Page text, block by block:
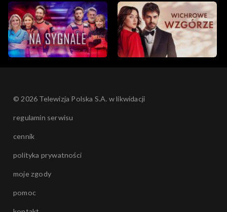
© 2026 Telewizja Polska S.A. w likwidacji
regulamin serwisu
cennik
polityka prywatności
moje zgody
pomoc